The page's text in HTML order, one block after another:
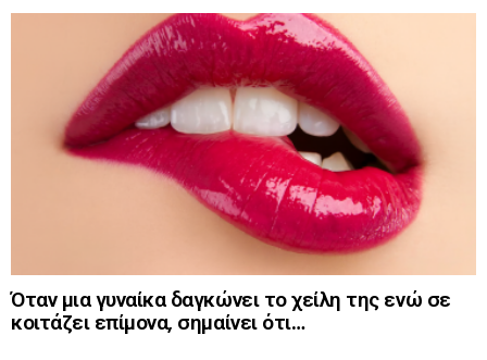
Όταν μια γυναίκα δαγκώνει το χείλη της ενώ σε
κοιτάζει επίμονα, σημαίνει ότι…